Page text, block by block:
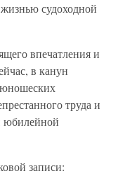
судоходной
впечатления и
в канун
юношеских
труда и
юбилейной
записи: